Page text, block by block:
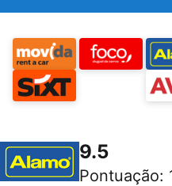
9.5
Pontuação: